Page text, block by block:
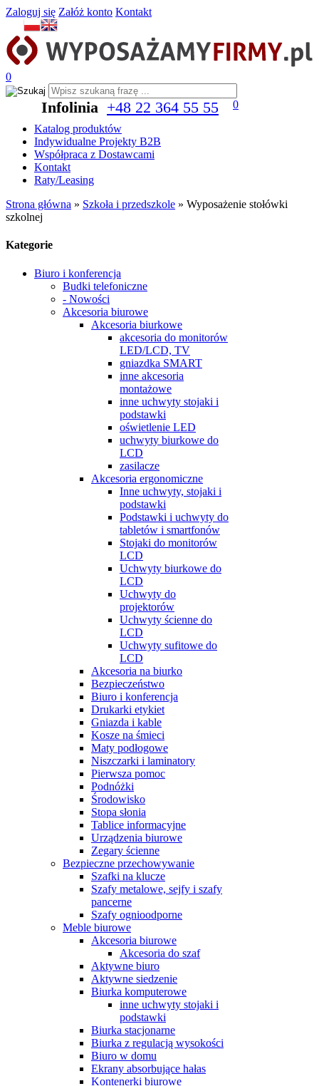
Zaloguj się Załóż konto Kontakt
0
Infolinia +48 22 364 55 55
0
Katalog produktów
Indywidualne Projekty B2B
Współpraca z Dostawcami
Kontakt
Raty/Leasing
Strona główna » Szkoła i przedszkole » Wyposażenie stołówki
szkolnej
Kategorie
Biuro i konferencja
Budki telefoniczne
- Nowości
Akcesoria biurowe
Akcesoria biurkowe
akcesoria do monitorów
LED/LCD, TV
gniazdka SMART
inne akcesoria
montażowe
inne uchwyty stojaki i
podstawki
oświetlenie LED
uchwyty biurkowe do
LCD
zasilacze
Akcesoria ergonomiczne
Inne uchwyty, stojaki i
podstawki
Podstawki i uchwyty do
tabletów i smartfonów
Stojaki do monitorów
LCD
Uchwyty biurkowe do
LCD
Uchwyty do
projektorów
Uchwyty ścienne do
LCD
Uchwyty sufitowe do
LCD
Akcesoria na biurko
Bezpieczeństwo
Biuro i konferencja
Drukarki etykiet
Gniazda i kable
Kosze na śmieci
Maty podłogowe
Niszczarki i laminatory
Pierwsza pomoc
Podnóżki
Środowisko
Stopa słonia
Tablice informacyjne
Urządzenia biurowe
Zegary ścienne
Bezpieczne przechowywanie
Szafki na klucze
Szafy metalowe, sejfy i szafy
pancerne
Szafy ognioodporne
Meble biurowe
Akcesoria biurowe
Akcesoria do szaf
Aktywne biuro
Aktywne siedzenie
Biurka komputerowe
inne uchwyty stojaki i
podstawki
Biurka stacjonarne
Biurka z regulacją wysokości
Biuro w domu
Ekrany absorbujące hałas
Kontenerki biurowe